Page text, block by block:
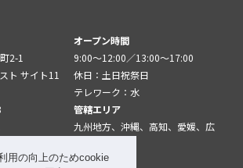
用の向上のためcookie
2-1
ト サイト11
オープン時間
9:00～12:00／13:00～17:00
休日：土日祝祭日
テレワーク：水
管轄エリア
九州地方、沖縄、高知、愛媛、広